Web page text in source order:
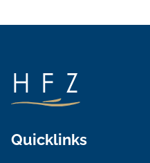
Quicklinks